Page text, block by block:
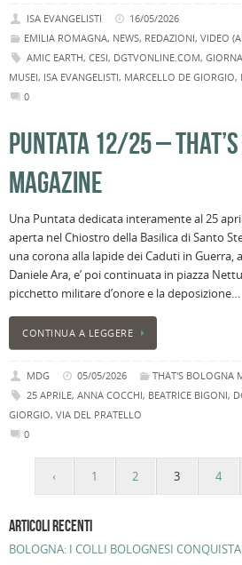
ISA EVANGELISTI
16/05/2026
EMILIA ROMAGNA, NEWS, REDAZIONI, VIDEO
AMIC EARTH, CESI, DGTVONLINE.COM,
MUSEI, ISA EVANGELISTI, MARCELLO DE GIORGIO,
0
PUNTATA 12/25 – THAT’S
MAGAZINE
Una Puntata dedicata interamente al 25
aperta nel Chiostro della Basilica di Santo
una corona alla lapide dei Caduti in Guerra,
Daniele Ara, e’ poi continuata in piazza
picchetto militare d’onore e la deposizione…
CONTINUA A LEGGERE
MDG 05/05/2026 THAT'S BOLOGNA
25 APRILE, ANNA COCCHI, BEATRICE BIGONI,
GIORGIO, VIA DEL PRATELLO
0
‹ 1 2 3 4
ARTICOLI RECENTI
BOLOGNA: I COLLI BOLOGNESI